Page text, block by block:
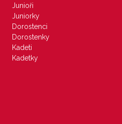
Junioři
Juniorky
Dorostenci
Dorostenky
Kadeti
Kadetky